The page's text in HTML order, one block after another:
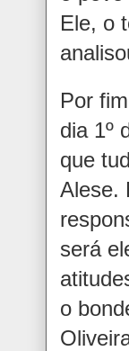
Ele, o
Por
dia 1º
que
Alese.
será
o